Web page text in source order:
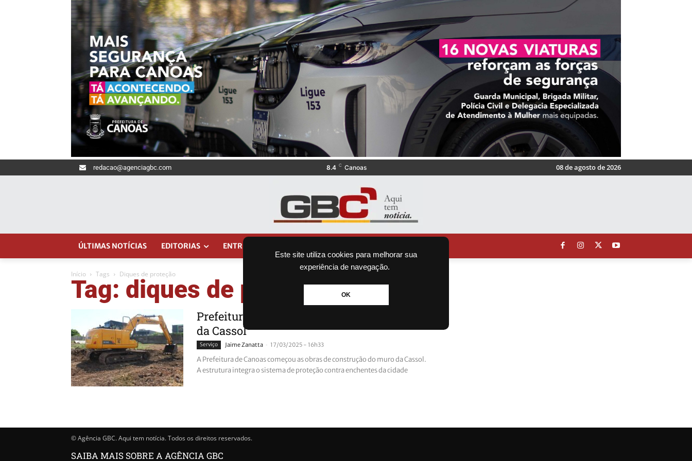
Este site utiliza cookies para melhorar sua
experiência de navegação.
OK
redacao@agenciagbc.com 8.4 C Canoas 08 de agosto de 2026
ÚLTIMAS NOTÍCIAS EDITORIAS ENTRETENIMENTO
Início Tags Diques de proteção
Tag: diques de proteção
Prefeitura de Canoas começa obras do muro
da Cassol
Serviço Jaime Zanatta - 17/03/2025 - 16h33
A Prefeitura de Canoas começou as obras de construção do muro da Cassol.
A estrutura integra o sistema de proteção contra enchentes da cidade
© Agência GBC. Aqui tem notícia. Todos os direitos reservados.
SAIBA MAIS SOBRE A AGÊNCIA GBC